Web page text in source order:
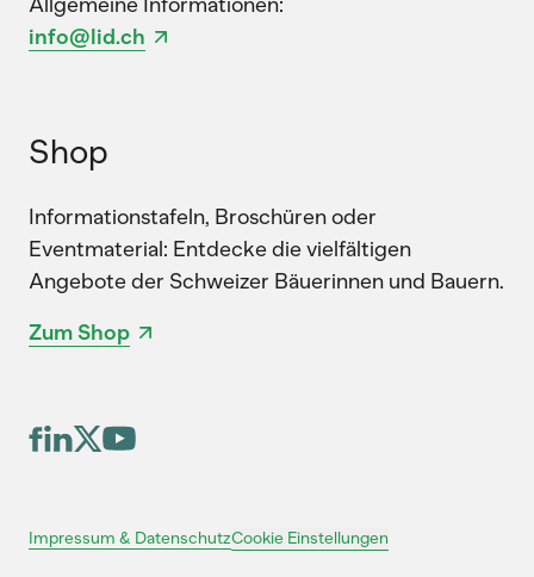
info@lid.ch
Shop
Informationstafeln, Broschüren oder
Eventmaterial: Entdecke die vielfältigen
Angebote der Schweizer Bäuerinnen und Bauern.
Zum Shop
Impressum & DatenschutzCookie Einstellungen